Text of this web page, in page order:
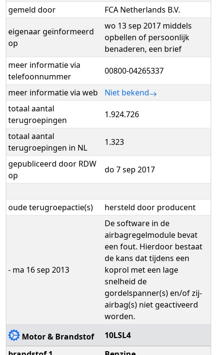
gemeld door
FCA Netherlands B.V.
eigenaar geïnformeerd
op
wo 13 sep 2017 middels
opbellen of persoonlijk
benaderen, een brief
meer informatie via
telefoonnummer
00800-04265337
meer informatie via web
Niet bekend
totaal aantal
terugroepingen
1.924.726
totaal aantal
terugroepingen in NL
1.323
gepubliceerd door RDW
op
do 7 sep 2017
oude terugroepactie(s) hersteld door producent
- ma 16 sep 2013
De software in de
airbagregelmodule bevat
een fout. Hierdoor bestaat
de kans dat tijdens een
koprol met een lage
snelheid de
gordelspanner(s) en/of zij-
airbag(s) niet geactiveerd
worden.
Motor & Brandstof
10LSL4